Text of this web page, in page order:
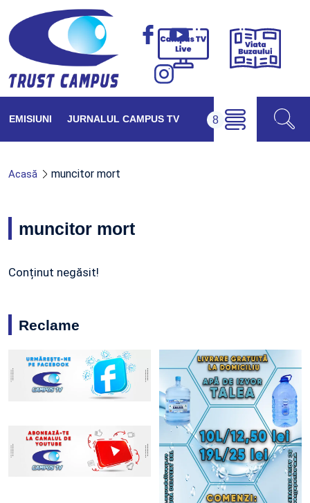
Campus
Viața
EMISIUNI JURNALUL CAMPUS TV
Acasă muncitor mort
muncitor mort
Conținut negăsit!
Reclame